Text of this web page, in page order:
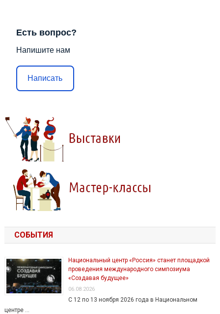
Есть вопрос?
Напишите нам
Написать
СОБЫТИЯ
Национальный центр «Россия» станет площадкой
проведения международного симпозиума
«Создавая будущее»
06.08.2026
С 12 по 13 ноября 2026 года в Национальном
центре …